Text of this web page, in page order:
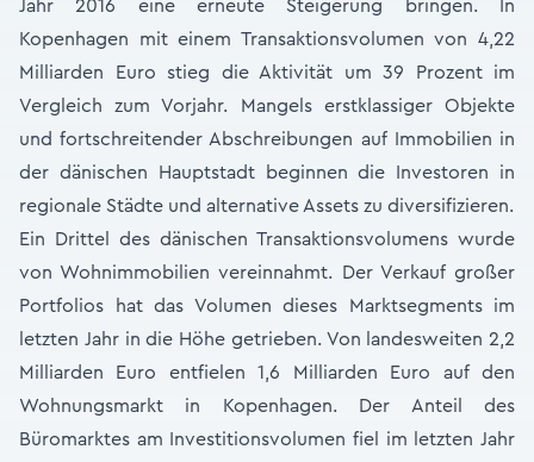
Jahr 2016 eine erneute Steigerung bringen. In
Kopenhagen mit einem Transaktionsvolumen von 4,22
Milliarden Euro stieg die Aktivität um 39 Prozent im
Vergleich zum Vorjahr. Mangels erstklassiger Objekte
und fortschreitender Abschreibungen auf Immobilien in
der dänischen Hauptstadt beginnen die Investoren in
regionale Städte und alternative Assets zu diversifizieren.
Ein Drittel des dänischen Transaktionsvolumens wurde
von Wohnimmobilien vereinnahmt. Der Verkauf großer
Portfolios hat das Volumen dieses Marktsegments im
letzten Jahr in die Höhe getrieben. Von landesweiten 2,2
Milliarden Euro entfielen 1,6 Milliarden Euro auf den
Wohnungsmarkt in Kopenhagen. Der Anteil des
Büromarktes am Investitionsvolumen fiel im letzten Jahr